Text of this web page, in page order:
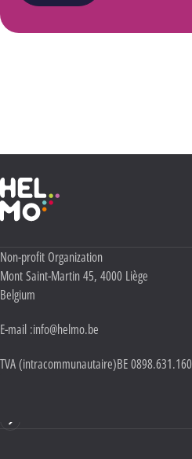
Haute École Libre Mosane
Adresse :
Non-profit Organization
Mont Saint-Martin 45, 4000 Liège
Belgium
E-mail :info@helmo.be
TVA (intracommunautaire)BE 0898.631.160